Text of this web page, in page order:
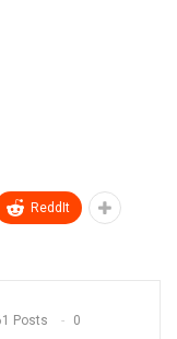
ReddIt
Posts 0